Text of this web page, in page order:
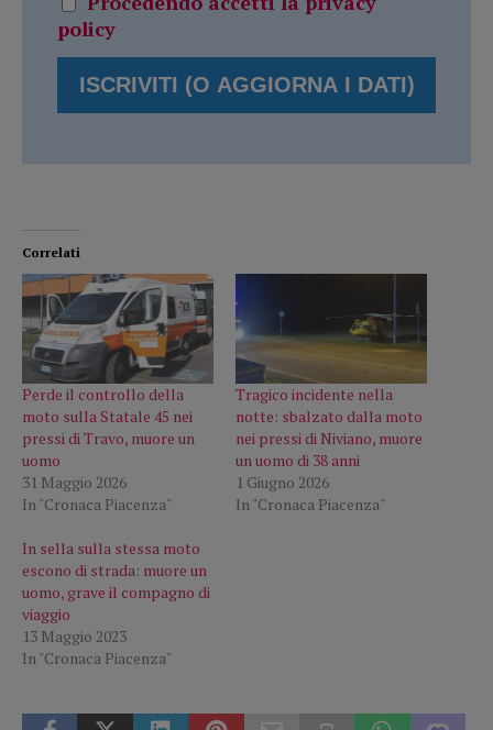
policy
Correlati
Perde il controllo della
moto sulla Statale 45 nei
pressi di Travo, muore un
uomo
31 Maggio 2026
In "Cronaca Piacenza"
Tragico incidente nella
notte: sbalzato dalla moto
nei pressi di Niviano, muore
un uomo di 38 anni
1 Giugno 2026
In "Cronaca Piacenza"
In sella sulla stessa moto
escono di strada: muore un
uomo, grave il compagno di
viaggio
13 Maggio 2023
In "Cronaca Piacenza"